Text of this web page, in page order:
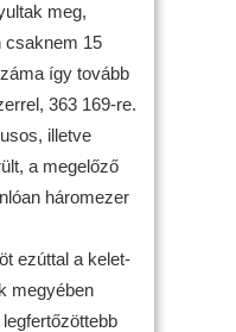
meg,
csaknem 15
így tovább
363 169-re.
illetve
a megelőző
háromezer
ezúttal a kelet-
megyében